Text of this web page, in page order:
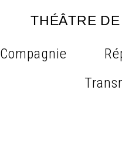
THÉÂTRE
Compagnie